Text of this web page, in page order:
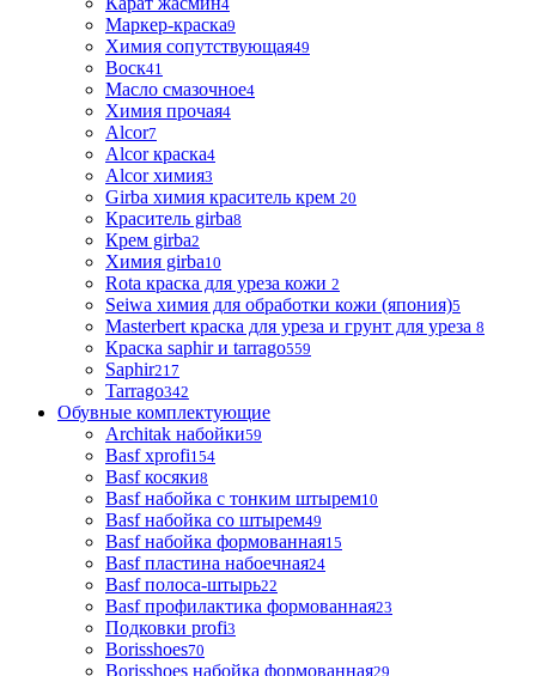
4
Маркер-краска9
Химия сопутствующая49
Воск41
Масло смазочное4
Химия прочая4
Alcor7
Alcor краска4
Alcor химия3
Girba химия краситель крем 20
Краситель girba8
Крем girba2
Химия girba10
Rota краска для уреза кожи 2
Seiwa химия для обработки кожи (япония)5
Masterbert краска для уреза и грунт для уреза 8
Краска saphir и tarrago559
Saphir217
Tarrago342
Обувные комплектующие
Architak набойки59
Basf xprofi154
Basf косяки8
Basf набойка с тонким штырем10
Basf набойка со штырем49
Basf набойка формованная15
Basf пластина набоечная24
Basf полоса-штырь22
Basf профилактика формованная23
Подковки profi3
Borisshoes70
Borisshoes набойка формованная29